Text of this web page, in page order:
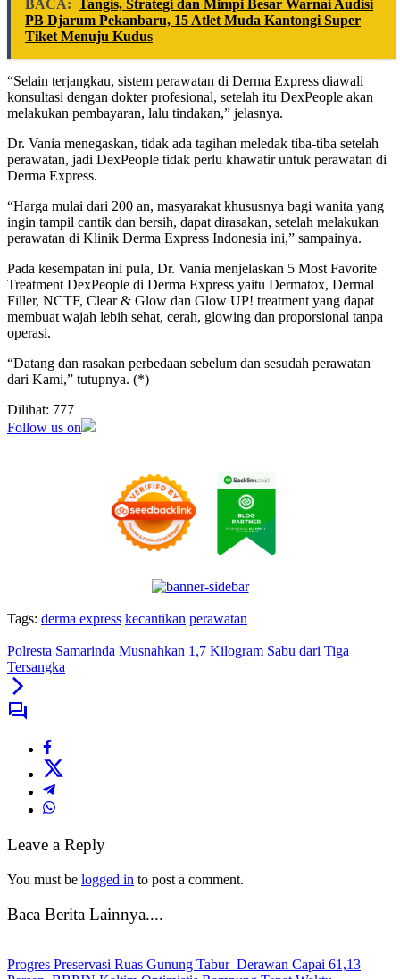
BACA: Tangis, Strategi dan Mimpi Besar Warnai Audisi
PB Djarum Pekanbaru, 15 Atlet Muda Kantongi Super
Tiket Menuju Kudus
“Selain terjangkau, sistem perawatan di Derma Express diawali
konsultasi dengan dokter profesional, setelah itu DexPeople akan
melakukan pembayaran, lalu tindakan,” jelasnya.
Dr. Vania menegaskan, tidak ada tagihan meledak tiba-tiba setelah
perawatan, jadi DexPeople tidak perlu khawatir untuk perawatan di
Derma Express.
“Harga mulai dari 200 an, masyarakat khususnya bagi wanita yang
ingin tampil cantik dan bersih, dapat dirasakan, setelah melakukan
perawatan di Klinik Derma Express Indonesia ini,” sampainya.
Pada kesempatan ini pula, Dr. Vania menjelaskan 5 Most Favorite
Treatment DexPeople di Derma Express yaitu Dermatox, Dermal
Filler, NCTF, Clear & Glow dan Glow UP! treatment yang dapat
membuat wajah lebih sehat, cerah, glowing dan proporsional tanpa
operasi.
“Datang dan rasakan perbedaan sebelum dan sesudah perawatan
dari Kami,” tutupnya. (*)
Dilihat: 777
Follow us on
Tags: derma express kecantikan perawatan
Polresta Samarinda Musnahkan 1,7 Kilogram Sabu dari Tiga
Tersangka
Leave a Reply
You must be logged in to post a comment.
Baca Berita Lainnya....
Progres Preservasi Ruas Gunung Tabur–Derawan Capai 61,13